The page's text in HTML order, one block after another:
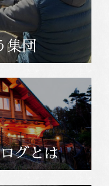
集団
グとは